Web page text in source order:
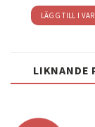
LÄGG TILL I
LIKNANDE